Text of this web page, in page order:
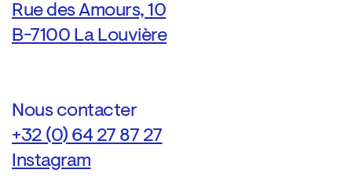
Rue des Amours, 10
B-7100 La Louvière
Nous contacter
+32 (0) 64 27 87 27
Instagram